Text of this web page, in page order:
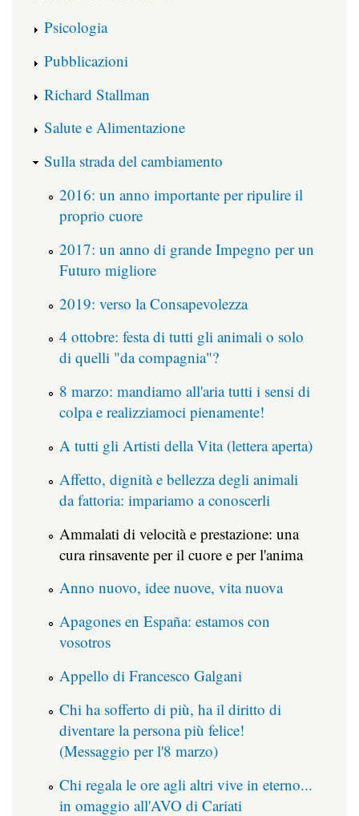
Psicologia
Pubblicazioni
Richard Stallman
Salute e Alimentazione
Sulla strada del cambiamento
2016: un anno importante per ripulire il
proprio cuore
2017: un anno di grande Impegno per un
Futuro migliore
2019: verso la Consapevolezza
4 ottobre: festa di tutti gli animali o solo
di quelli "da compagnia"?
8 marzo: mandiamo all'aria tutti i sensi di
colpa e realizziamoci pienamente!
A tutti gli Artisti della Vita (lettera aperta)
Affetto, dignità e bellezza degli animali
da fattoria: impariamo a conoscerli
Ammalati di velocità e prestazione: una
cura rinsavente per il cuore e per l'anima
Anno nuovo, idee nuove, vita nuova
Apagones en España: estamos con
vosotros
Appello di Francesco Galgani
Chi ha sofferto di più, ha il diritto di
diventare la persona più felice!
(Messaggio per l'8 marzo)
Chi regala le ore agli altri vive in eterno...
in omaggio all'AVO di Cariati